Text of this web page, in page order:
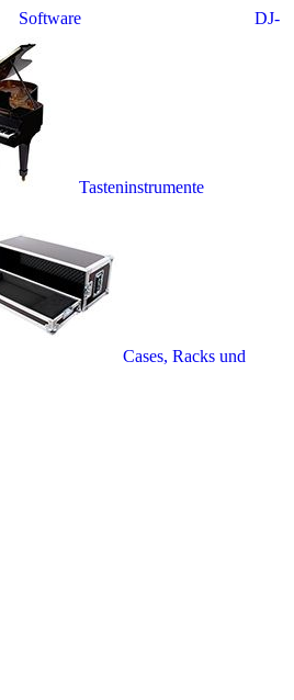
Software DJ-
Tasteninstrumente
Cases, Racks und